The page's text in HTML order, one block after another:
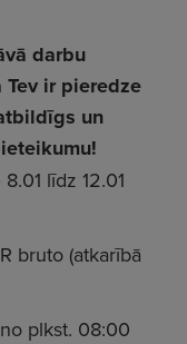
darbu
ir pieredze
un
līdz 12.01
bruto (atkarībā
plkst. 08:00